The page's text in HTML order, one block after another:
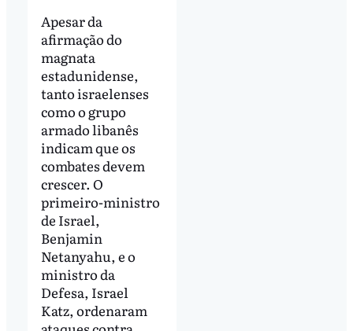
Apesar da
afirmação do
magnata
estadunidense,
tanto israelenses
como o grupo
armado libanês
indicam que os
combates devem
crescer. O
primeiro-ministro
de Israel,
Benjamin
Netanyahu, e o
ministro da
Defesa, Israel
Katz, ordenaram